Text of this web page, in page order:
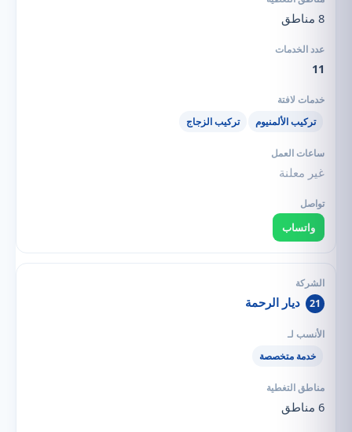
8 مناطق
11
تركيب الألمنيوم تركيب الزجاج
غير معلنة
واتساب
21 ديار الرحمة
خدمة متخصصة
6 مناطق